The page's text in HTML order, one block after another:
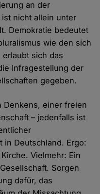
an der
nicht allein unter
Demokratie bedeutet
wie den sich
sich das
Infragestellung der
gegeben.
Denkens, einer freien
– jedenfalls ist
in Deutschland. Ergo:
Vielmehr: Ein
Sorgen
dafür, das